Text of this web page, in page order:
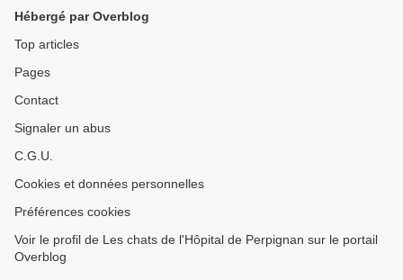
Hébergé par Overblog
Top articles
Pages
Contact
Signaler un abus
C.G.U.
Cookies et données personnelles
Préférences cookies
Voir le profil de Les chats de l'Hôpital de Perpignan sur le portail
Overblog